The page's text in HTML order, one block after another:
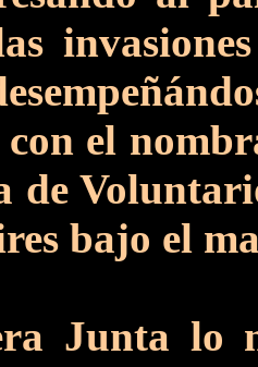
el
de
bajo el
Junta lo